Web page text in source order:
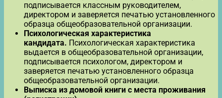
подписывается классным руководителем,
директором и заверяется печатью установленного
образца общеобразовательной организации.
Психологическая характеристика
кандидата. Психологическая характеристика
выдается в общеобразовательной организации,
подписывается психологом, директором и
заверяется печатью установленного образца
общеобразовательной организации.
Выписка из домовой книги с места проживания